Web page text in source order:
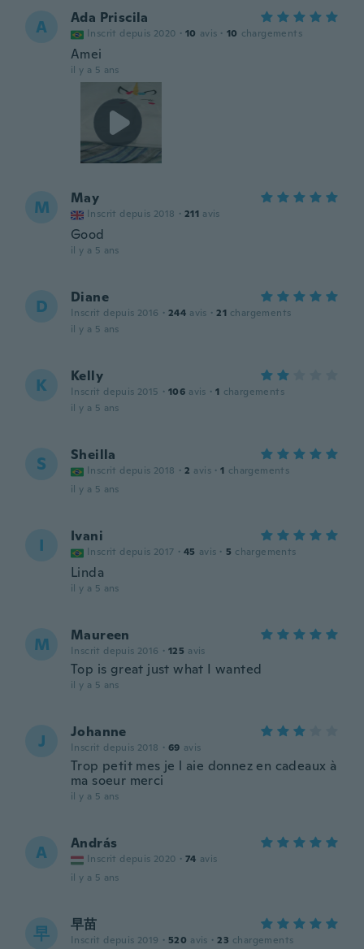
A Ada Priscila
Inscrit depuis 2020 · 10 avis · 10 chargements
Amei
il y a 5 ans
M May
Inscrit depuis 2018 · 211 avis
Good
il y a 5 ans
D Diane
Inscrit depuis 2016 · 244 avis · 21 chargements
il y a 5 ans
K Kelly
Inscrit depuis 2015 · 106 avis · 1 chargements
il y a 5 ans
S Sheilla
Inscrit depuis 2018 · 2 avis · 1 chargements
il y a 5 ans
I Ivani
Inscrit depuis 2017 · 45 avis · 5 chargements
Linda
il y a 5 ans
M Maureen
Inscrit depuis 2016 · 125 avis
Top is great just what I wanted
il y a 5 ans
J Johanne
Inscrit depuis 2018 · 69 avis
Trop petit mes je l aie donnez en cadeaux à
ma soeur merci
il y a 5 ans
A András
Inscrit depuis 2020 · 74 avis
il y a 5 ans
早 早苗
Inscrit depuis 2019 · 520 avis · 23 chargements